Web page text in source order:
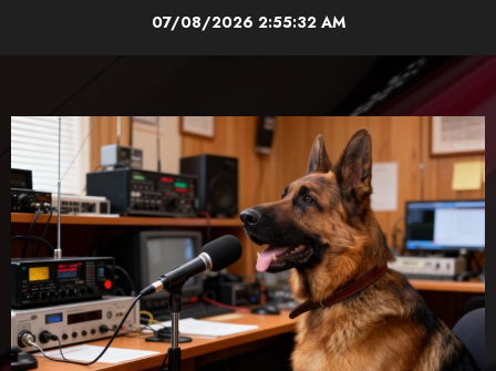
07/08/2026 2:55:32 AM